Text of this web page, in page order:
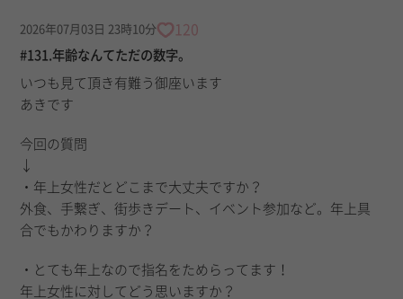
2026年07月03日 23時10分 120
#131.年齢なんてただの数字。
いつも見て頂き有難う御座います
あきです
今回の質問
↓
・年上女性だとどこまで大丈夫ですか？
外食、手繋ぎ、街歩きデート、イベント参加など。年上具
合でもかわりますか？
・とても年上なので指名をためらってます！
年上女性に対してどう思いますか？